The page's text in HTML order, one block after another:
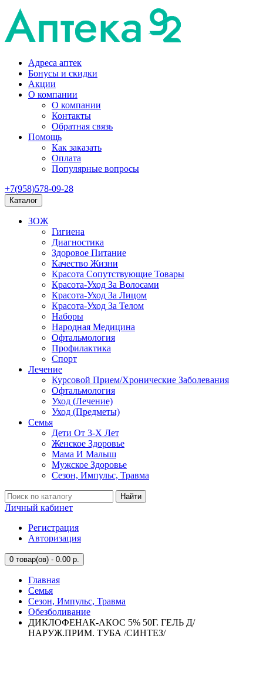
Адреса аптек
Бонусы и скидки
Акции
О компании
О компании
Контакты
Обратная связь
Помощь
Как заказать
Оплата
Популярные вопросы
+7(958)578-09-28
Каталог
ЗОЖ
Гигиена
Диагностика
Здоровое Питание
Качество Жизни
Красота Сопутствующие Товары
Красота-Уход За Волосами
Красота-Уход За Лицом
Красота-Уход За Телом
Наборы
Народная Медицина
Офтальмология
Профилактика
Спорт
Лечение
Курсовой Прием/Хронические Заболевания
Офтальмология
Уход (Лечение)
Уход (Предметы)
Семья
Дети От 3-Х Лет
Женское Здоровье
Мама И Малыш
Мужское Здоровье
Сезон, Импульс, Травма
Найти
Личный кабинет
Регистрация
Авторизация
0 товар(ов) - 0.00 р.
Главная
Семья
Сезон, Импульс, Травма
Обезболивание
ДИКЛОФЕНАК-АКОС 5% 50Г. ГЕЛЬ Д/
НАРУЖ.ПРИМ. ТУБА /СИНТЕЗ/